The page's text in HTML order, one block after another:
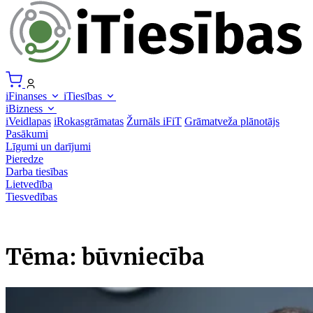
iFinanses
iTiesības
iBizness
iVeidlapas iRokasgrāmatas Žurnāls iFiT Grāmatveža plānotājs
Pasākumi
Līgumi un darījumi
Pieredze
Darba tiesības
Lietvedība
Tiesvedības
Tēma: būvniecība